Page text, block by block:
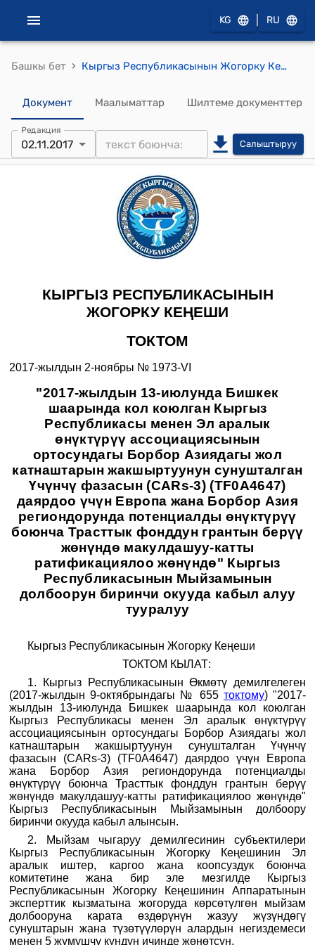
KG RU
Башкы бет › Кыргыз Республикасынын Жогорку Кеңешинин 2017-жылдын 2-ноябрындагы № 1973-VI "2017-жылдын 13-июлунда Бишкек шаарында кол коюлган Кыргыз Республикасы менен Эл аралык өнүктүрүү ассоциациясынын ортосундагы Борбор Азиядагы жол катнаштарын жакшыртуунун сунушталган Үчүнчү фазасын (CARs-3) (TF0A4647) даярдоо үчүн Европа жана Борбор Азия региондорунда потенциалды өнүктүрүү боюнча Трасттык фонддун грантын берүү жөнүндө макулдашуу-катты ратификациялоо жөнүндө" Кыргыз Республикасынын Мыйзамынын долбоорун биринчи окууда кабыл алуу тууралуу" токтому
Документ Маалыматтар Шилтеме документтер
Редакция
02.11.2017 Салыштыруу